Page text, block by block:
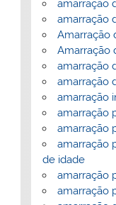
amarração
amarração
Amarração
Amarração
amarração
amarração
amarração
amarração
amarração
amarração
de idade
amarração
amarração